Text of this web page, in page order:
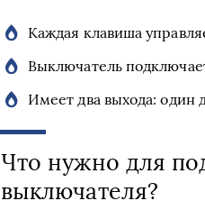
Каждая клавиша
Выключатель
Имеет два выхода: один
Что нужно для
выключателя?